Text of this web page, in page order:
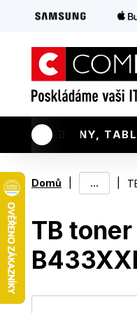
TELEFONY,
Domů ...
TB